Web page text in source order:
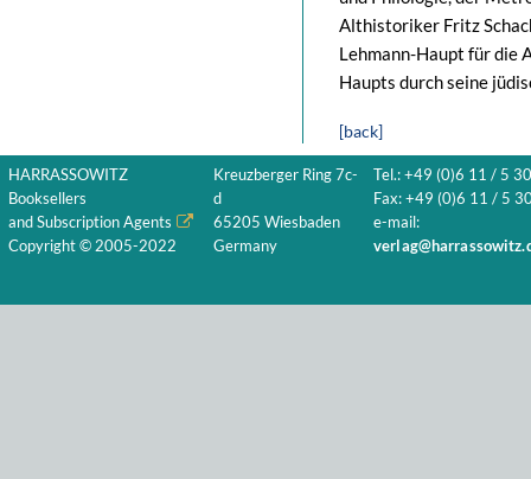
Althistoriker Fritz
Lehmann-Haupt für die
Haupts durch seine
[back]
HARRASSOWITZ
Booksellers
and Subscription Agents
Copyright © 2005-2022
Kreuzberger Ring 7c-
d
65205 Wiesbaden
Germany
Tel.: +49 (0)6 11 / 5
Fax: +49 (0)6 11 / 5
e-mail: